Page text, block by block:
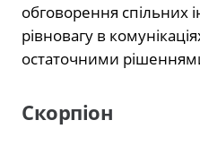
обговорення спільних
рівновагу в
остаточними
Скорпіон